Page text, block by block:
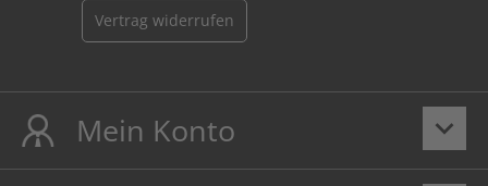
Vertrag widerrufen
keyboard_arrow_down
Mein Konto